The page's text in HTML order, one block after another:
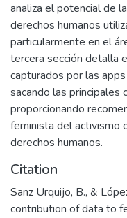
analiza el potencial de
derechos humanos
particularmente en el
tercera sección detalla
capturados por las
sacando las principales
proporcionando
feminista del activismo
derechos humanos.
Citation
Sanz Urquijo, B., &
contribution of data to